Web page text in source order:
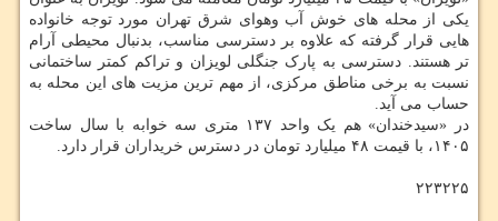
یکی از محله های خوش آب وهوای شرق تهران مورد توجه خانواده
هایی قرار گرفته که علاوه بر دسترسی مناسب، بدنبال محیطی آرام
تر هستند. دسترسی به پارک جنگلی لویزان و تراکم کمتر ساختمانی
نسبت به برخی مناطق مرکزی، از مهم ترین مزیت های این محله به
حساب می آید.
در «سیدخندان» هم یک واحد ۱۳۷ متری سه خوابه با سال ساخت
۱۴۰۵، با قیمت ۴۸ میلیارد تومان در دسترس خریداران قرار دارد.
۲۲۳۲۲۵